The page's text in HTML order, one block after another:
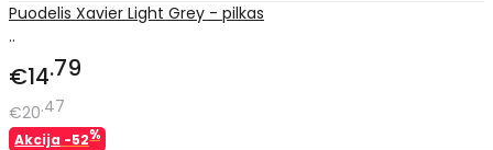
Puodelis Xavier Light Grey - pilkas
..
€14 79
€20 47
Akcija -52%